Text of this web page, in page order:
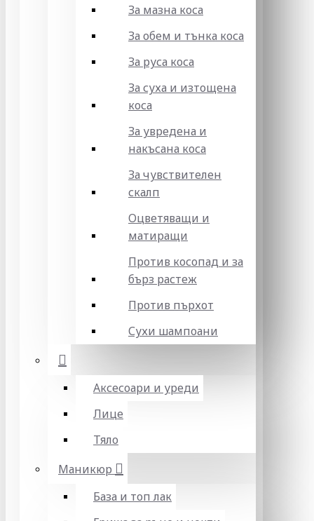
За мазна коса
За обем и тънка коса
За руса коса
За суха и изтощена
коса
За увредена и
накъсана коса
За чувствителен
скалп
Оцветяващи и
матиращи
Против косопад и за
бърз растеж
Против пърхот
Сухи шампоани
Аксесоари и уреди
Лице
Тяло
Маникюр
База и топ лак